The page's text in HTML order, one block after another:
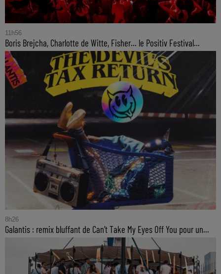
11h56
Boris Brejcha, Charlotte de Witte, Fisher… le Positiv Festival...
8h26
Galantis : remix bluffant de Can’t Take My Eyes Off You pour un...